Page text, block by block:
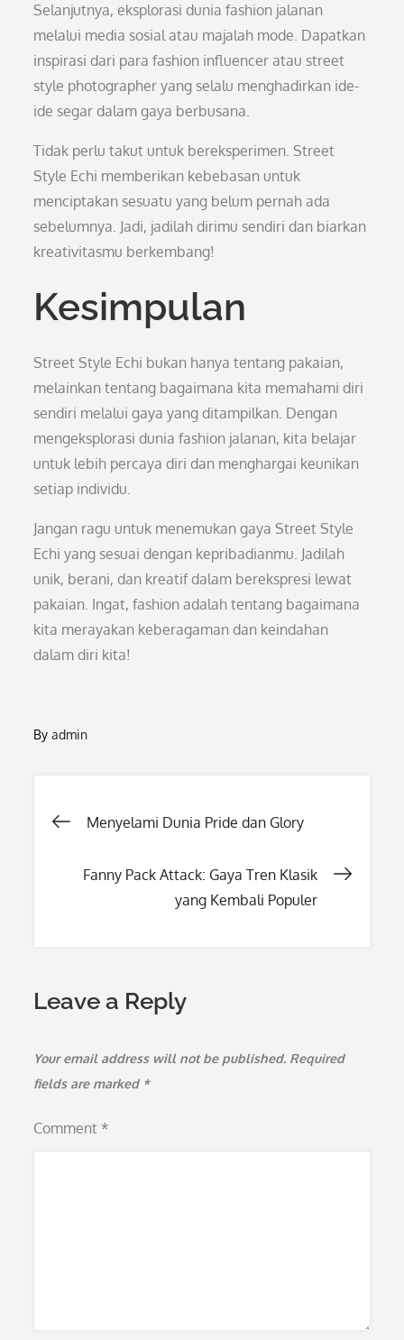
Selanjutnya, eksplorasi dunia fashion jalanan
melalui media sosial atau majalah mode. Dapatkan
inspirasi dari para fashion influencer atau street
style photographer yang selalu menghadirkan ide-
ide segar dalam gaya berbusana.
Tidak perlu takut untuk bereksperimen. Street
Style Echi memberikan kebebasan untuk
menciptakan sesuatu yang belum pernah ada
sebelumnya. Jadi, jadilah dirimu sendiri dan biarkan
kreativitasmu berkembang!
Kesimpulan
Street Style Echi bukan hanya tentang pakaian,
melainkan tentang bagaimana kita memahami diri
sendiri melalui gaya yang ditampilkan. Dengan
mengeksplorasi dunia fashion jalanan, kita belajar
untuk lebih percaya diri dan menghargai keunikan
setiap individu.
Jangan ragu untuk menemukan gaya Street Style
Echi yang sesuai dengan kepribadianmu. Jadilah
unik, berani, dan kreatif dalam berekspresi lewat
pakaian. Ingat, fashion adalah tentang bagaimana
kita merayakan keberagaman dan keindahan
dalam diri kita!
Byadmin
Post
navigation
Menyelami Dunia Pride dan Glory
Fanny Pack Attack: Gaya Tren Klasik
yang Kembali Populer
Leave a Reply
Your email address will not be published. Required
fields are marked *
Comment *